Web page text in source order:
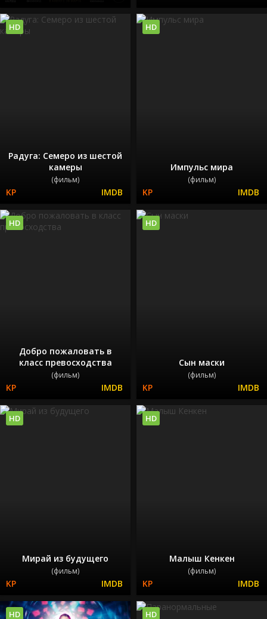
Радуга: Семеро из шестой
камеры
(фильм)
HD
Импульс мира
(фильм)
HD
Добро пожаловать в
класс превосходства
(фильм)
HD
Сын маски
(фильм)
HD
Мирай из будущего
(фильм)
HD
Малыш Кенкен
(фильм)
HD
HD HD